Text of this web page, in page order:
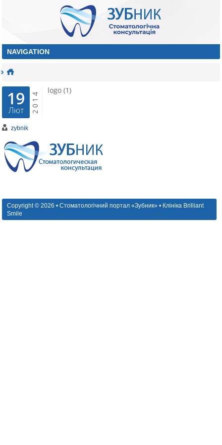
19
Лют 2014 logo (1)
zybnik
Copyright © 2026 • Стоматологічний портал «Зубник» • Клініка Brilliant
Smile